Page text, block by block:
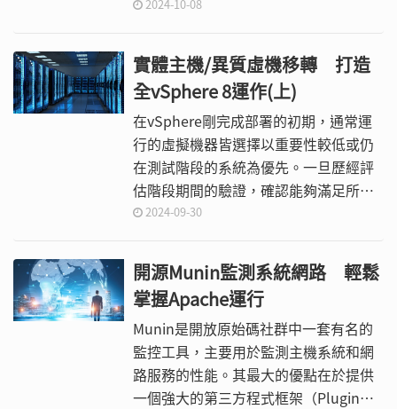
難事件時快速還原至正常運作狀態，本
驟。
2024-10-08
實體主機/異質虛機移轉 打造
全vSphere 8運作(上)
在vSphere剛完成部署的初期，通常運
行的虛擬機器皆選擇以重要性較低或仍
在測試階段的系統為優先。一旦歷經評
估階段期間的驗證，確認能夠滿足所有
功能面的要求後，便可以開始擬訂計畫
中，本文將分上下兩集文章進行示範講
解。
2024-09-30
開源Munin監測系統網路 輕鬆
掌握Apache運行
Munin是開放原始碼社群中一套有名的
監控工具，主要用於監測主機系統和網
路服務的性能。其最大的優點在於提供
一個強大的第三方程式框架（Plugin）